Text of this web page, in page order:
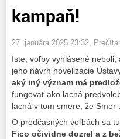
kampaň!
27. januára 2025 23:32 ,
Iste, voľby vyhlásené
jeho návrh novelizácie
aký iný význam má
fungovať ako lacná
lacná v tom smere, že
O predčasných voľbách sa
Fico očividne dozrel a z